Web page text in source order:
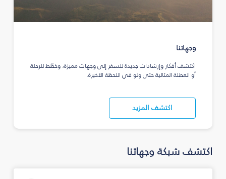
وجهاتنا
اكتشف أفكار وإرشادات جديدة للسفر إلى وجهات مميزة، وخطّط للرحلة
أو العطلة المثالية حتى ولو في اللحظة الأخيرة.
اكتشف المزيد
اكتشف شبكة وجهاتنا